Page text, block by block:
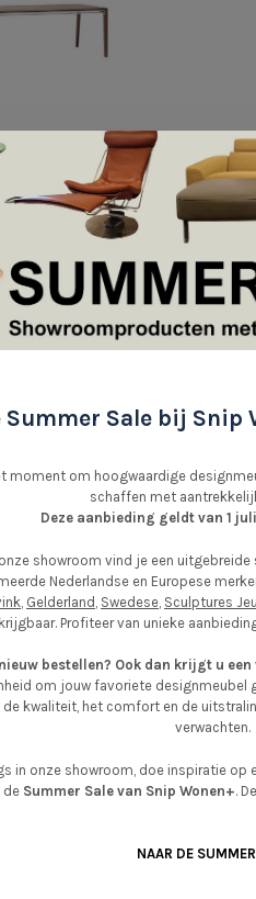
Summer Sale bij Snip
moment om hoogwaardige
schaffen met
Deze aanbieding geldt van 1
showroom vind je een
Nederlandse en Europese
Gelderland Swedese Sculptures
Profiteer van unieke
bestellen? Ook dan krijgt u
om jouw favoriete designmeubel
de kwaliteit, het comfort en de
verwachten.
in onze showroom, doe inspiratie
de Summer Sale van Snip Wonen+.
NAAR DE